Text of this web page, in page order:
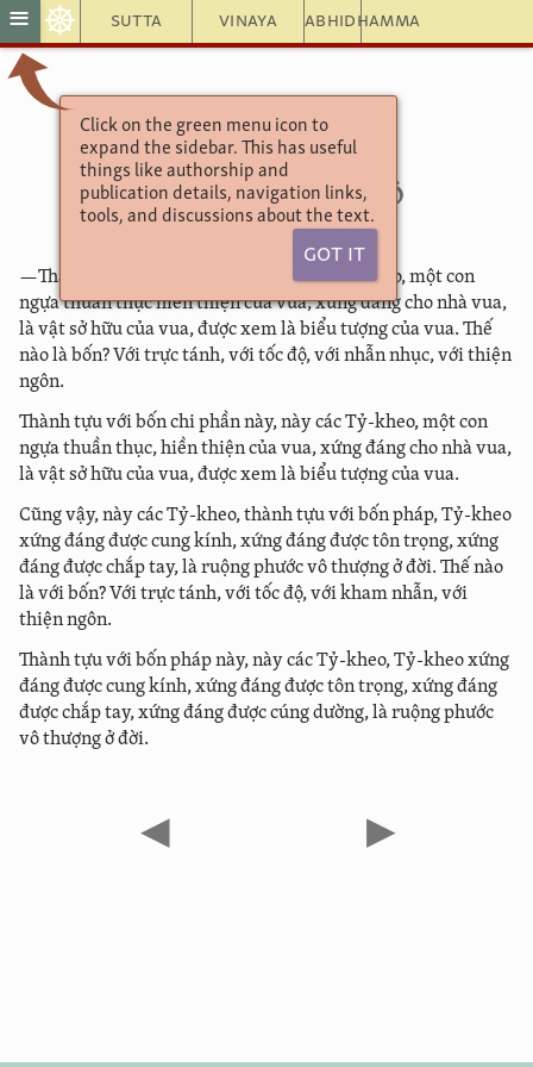
Sutta Vinaya Abhidhamma
≡ ☸
Click on the green menu icon to
expand the sidebar. This has useful
things like authorship and
publication details, navigation links,
tools, and discussions about the text.
Got It
Aṅguttara Nikāya
XII. Phẩm Kesi
(II) (112) Tốc Ðộ
—Thành tựu với bốn chi phần, này các Tỷ-kheo, một con
ngựa thuần thục hiền thiện của vua, xứng đáng cho nhà vua,
là vật sở hữu của vua, được xem là biểu tượng của vua. Thế
nào là bốn? Với trực tánh, với tốc độ, với nhẫn nhục, với thiện
ngôn.
Thành tựu với bốn chi phần này, này các Tỷ-kheo, một con
ngựa thuần thục, hiền thiện của vua, xứng đáng cho nhà vua,
là vật sở hữu của vua, được xem là biểu tượng của vua.
Cũng vậy, này các Tỷ-kheo, thành tựu với bốn pháp, Tỷ-kheo
xứng đáng được cung kính, xứng đáng được tôn trọng, xứng
đáng được chắp tay, là ruộng phước vô thượng ở đời. Thế nào
là với bốn? Với trực tánh, với tốc độ, với kham nhẫn, với
thiện ngôn.
Thành tựu với bốn pháp này, này các Tỷ-kheo, Tỷ-kheo xứng
đáng được cung kính, xứng đáng được tôn trọng, xứng đáng
được chắp tay, xứng đáng được cúng dường, là ruộng phước
vô thượng ở đời.
◀ ▶